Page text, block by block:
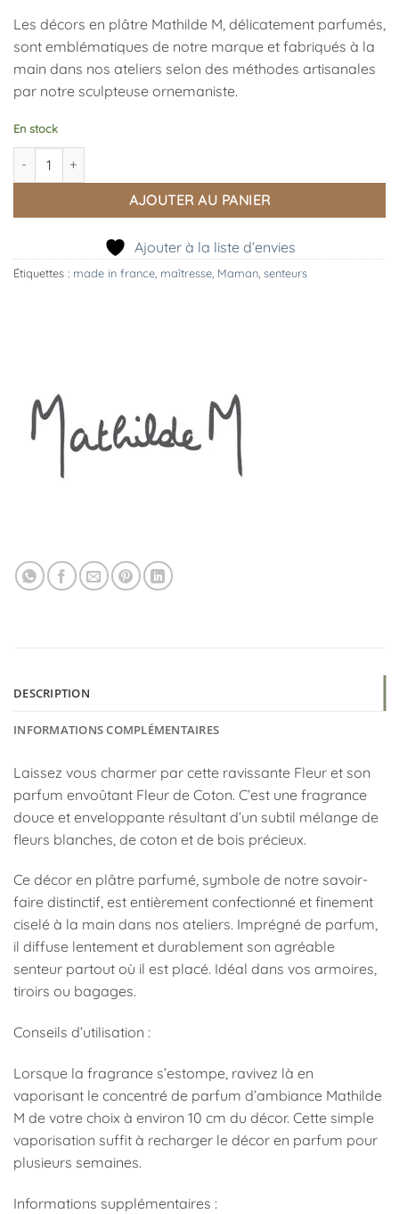
Les décors en plâtre Mathilde M, délicatement parfumés,
sont emblématiques de notre marque et fabriqués à la
main dans nos ateliers selon des méthodes artisanales
par notre sculpteuse ornemaniste.
En stock
quantité de Décor Parfumé Fleur de Coton, Mathilde M
AJOUTER AU PANIER
Ajouter à la liste d’envies
Étiquettes : made in france maîtresse Maman senteurs
DESCRIPTION
INFORMATIONS COMPLÉMENTAIRES
Laissez vous charmer par cette ravissante Fleur et son
parfum envoûtant Fleur de Coton. C’est une fragrance
douce et enveloppante résultant d’un subtil mélange de
fleurs blanches, de coton et de bois précieux.
Ce décor en plâtre parfumé, symbole de notre savoir-
faire distinctif, est entièrement confectionné et finement
ciselé à la main dans nos ateliers. Imprégné de parfum,
il diffuse lentement et durablement son agréable
senteur partout où il est placé. Idéal dans vos armoires,
tiroirs ou bagages.
Conseils d’utilisation :
Lorsque la fragrance s’estompe, ravivez là en
vaporisant le concentré de parfum d’ambiance Mathilde
M de votre choix à environ 10 cm du décor. Cette simple
vaporisation suffit à recharger le décor en parfum pour
plusieurs semaines.
Informations supplémentaires :